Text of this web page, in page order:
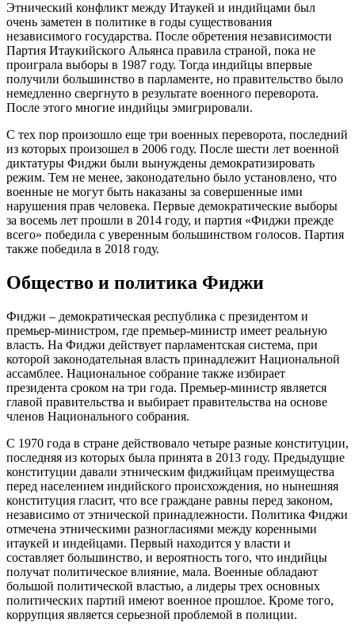
Этнический конфликт между Итаукей и индийцами был
очень заметен в политике в годы существования
независимого государства. После обретения независимости
Партия Итаукийского Альянса правила страной, пока не
проиграла выборы в 1987 году. Тогда индийцы впервые
получили большинство в парламенте, но правительство было
немедленно свергнуто в результате военного переворота.
После этого многие индийцы эмигрировали.
С тех пор произошло еще три военных переворота, последний
из которых произошел в 2006 году. После шести лет военной
диктатуры Фиджи были вынуждены демократизировать
режим. Тем не менее, законодательно было установлено, что
военные не могут быть наказаны за совершенные ими
нарушения прав человека. Первые демократические выборы
за восемь лет прошли в 2014 году, и партия «Фиджи прежде
всего» победила с уверенным большинством голосов. Партия
также победила в 2018 году.
Общество и политика Фиджи
Фиджи – демократическая республика с президентом и
премьер-министром, где премьер-министр имеет реальную
власть. На Фиджи действует парламентская система, при
которой законодательная власть принадлежит Национальной
ассамблее. Национальное собрание также избирает
президента сроком на три года. Премьер-министр является
главой правительства и выбирает правительства на основе
членов Национального собрания.
С 1970 года в стране действовало четыре разные конституции,
последняя из которых была принята в 2013 году. Предыдущие
конституции давали этническим фиджийцам преимущества
перед населением индийского происхождения, но нынешняя
конституция гласит, что все граждане равны перед законом,
независимо от этнической принадлежности. Политика Фиджи
отмечена этническими разногласиями между коренными
итаукей и индейцами. Первый находится у власти и
составляет большинство, и вероятность того, что индийцы
получат политическое влияние, мала. Военные обладают
большой политической властью, а лидеры трех основных
политических партий имеют военное прошлое. Кроме того,
коррупция является серьезной проблемой в полиции.